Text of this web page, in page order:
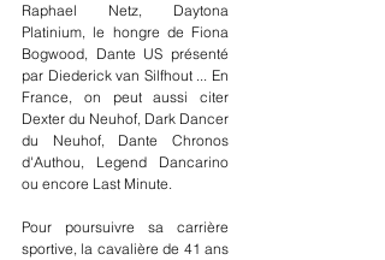
Raphael Netz, Daytona
Platinium, le hongre de Fiona
Bogwood, Dante US présenté
par Diederick van Silfhout ... En
France, on peut aussi citer
Dexter du Neuhof, Dark Dancer
du Neuhof, Dante Chronos
d'Authou, Legend Dancarino
ou encore Last Minute.
Pour poursuivre sa carrière
sportive, la cavalière de 41 ans